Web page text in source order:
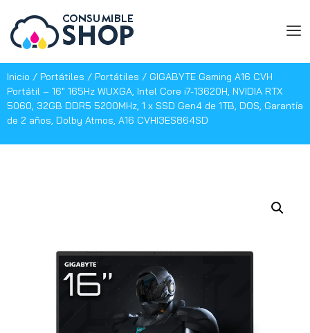
Inicio / Portátiles / Portátiles / GIGABYTE Gaming A16 CVH
Portátil – 16″ 165Hz WUXGA, Intel Core i7-13620H, NVIDIA RTX
5060, 32GB DDR5 5200MHz, 1 x SSD Gen4 de 1TB, DOS, Garantía
de 2 años, Dolby Atmos, A16 CVHI3ES864SD